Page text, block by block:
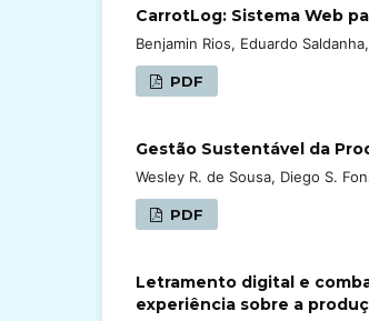
CarrotLog: Sistema Web
Benjamin Rios, Eduardo
PDF
Gestão Sustentável da
Wesley R. de Sousa, Diego S.
PDF
Letramento digital e
experiência sobre a